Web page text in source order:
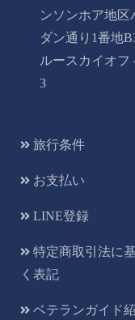
ンソンホア地区
ダン通り1番地
ルースカイオフ
3
旅行条件
お支払い
LINE登録
特定商取引法に
く表記
ベテランガイド